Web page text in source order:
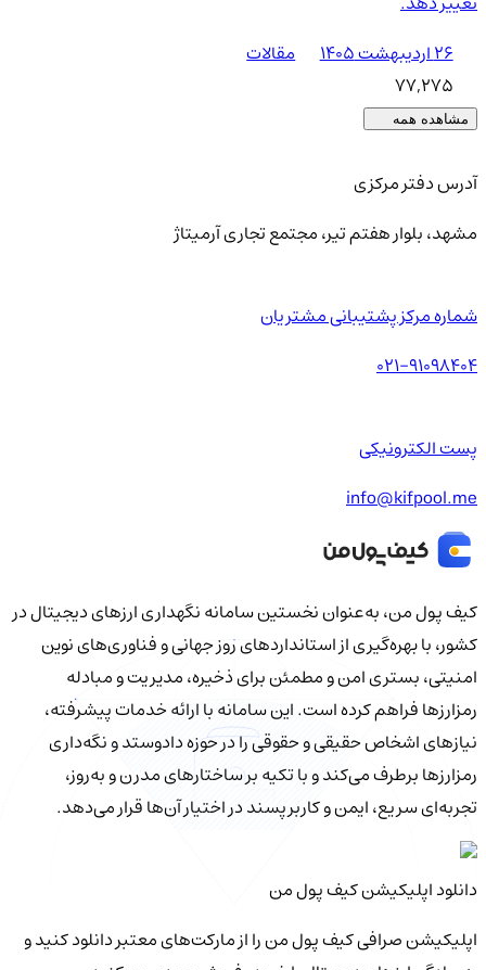
۲۶ اردیبهشت ۱۴۰۵
مقالات
77,275
مشاهده همه
آدرس دفتر مرکزی
مشهد، بلوار هفتم تیر، مجتمع تجاری آرمیتاژ
شماره مرکز پشتیبانی مشتریان
021-91098404
پست الکترونیکی
info@kifpool.me
کیف‌ پول من، به‌عنوان نخستین سامانه نگهداری ارزهای دیجیتال در
کشور، با بهره‌گیری از استانداردهای روز جهانی و فناوری‌های نوین
امنیتی، بستری امن و مطمئن برای ذخیره، مدیریت و مبادله
رمزارزها فراهم کرده است. این سامانه با ارائه خدمات پیشرفته،
نیازهای اشخاص حقیقی و حقوقی را در حوزه دادوستد و نگه‌داری
رمزارزها برطرف می‌کند و با تکیه بر ساختارهای مدرن و به‌روز،
تجربه‌ای سریع، ایمن و کاربرپسند در اختیار آن‌ها قرار می‌دهد.
دانلود اپلیکیشن کیف‌ پول من
اپلیکیشن صرافی کیف پول من را از مارکت‌های معتبر دانلود کنید و